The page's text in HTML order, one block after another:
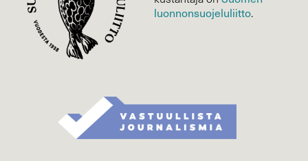
luonnonsuojelu­liitto.